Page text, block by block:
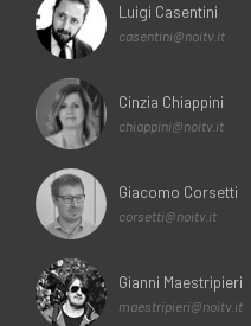
Luigi Casentini
casentini@noitv.it
Cinzia Chiappini
chiappini@noitv.it
Giacomo Corsetti
corsetti@noitv.it
Gianni Maestripieri
maestripieri@noitv.it